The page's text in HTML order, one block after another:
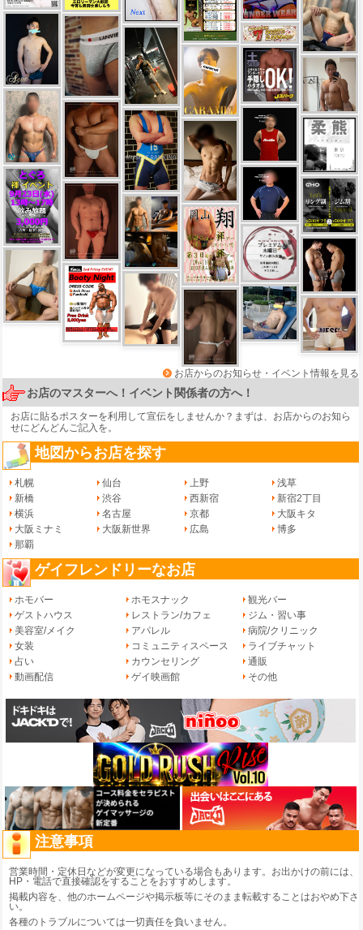
お店からのお知らせ・イベント情報を見る
お店のマスターへ！イベント関係者の方へ！
お店に貼るポスターを利用して宣伝をしませんか？まずは、 お店からのお知ら
せにどんどんご記入を。
地図からお店を探す
札幌 仙台 上野
浅草
新橋
渋谷 西新宿
新宿2丁目
横浜
名古屋 京都
大阪キタ
大阪ミナミ
大阪新世界 広島
博多
那覇
ゲイフレンドリーなお店
ホモバー ホモスナック
観光バー
ゲストハウス
レストラン/カフェ
ジム・習い事
美容室/メイク
アパレル
病院/クリニック
女装
コミュニティスペース
ライブチャット
占い
カウンセリング
通販
動画配信
ゲイ映画館 その他
注意事項
営業時間・定休日などが変更になっている場合もあります。お出かけの前には、
HP・電話で直接確認をすることをおすすめします。
掲載内容を、他のホームページや掲示板等にそのまま転載することはおやめ下さ
い。
各種のトラブルについては一切責任を負いません。